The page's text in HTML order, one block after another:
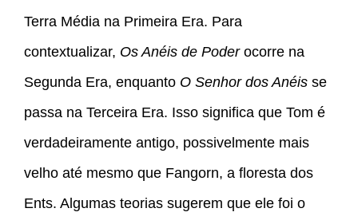
Terra Média na Primeira Era. Para
contextualizar, Os Anéis de Poderocorre na
Segunda Era, enquanto O Senhor dos Anéis se
passa na Terceira Era. Isso significa que Tom é
verdadeiramente antigo, possivelmente mais
velho até mesmo que Fangorn, a floresta dos
Ents. Algumas teorias sugerem que ele foi o